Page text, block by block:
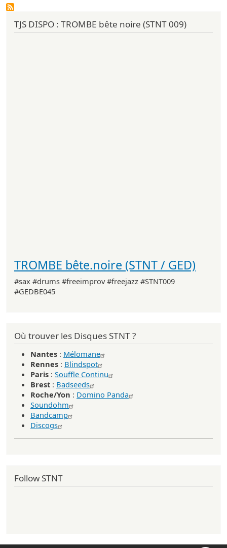
TJS DISPO : TROMBE bête noire (STNT 009)
TROMBE bête.noire (STNT / GED)
#sax #drums #freeimprov #freejazz #STNT009
#GEDBE045
Où trouver les Disques STNT ?
Nantes : Mélomane
Rennes : Blindspot
Paris : Souffle Continu
Brest : Badseeds
Roche/Yon : Domino Panda
Soundohm
Bandcamp
Discogs
Follow STNT